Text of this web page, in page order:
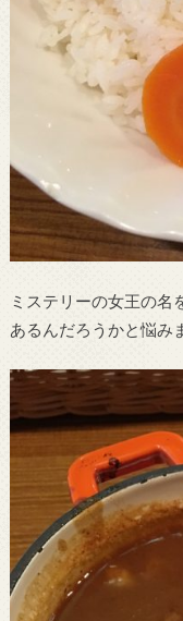
ミステリーの女王の名
あるんだろうかと悩み